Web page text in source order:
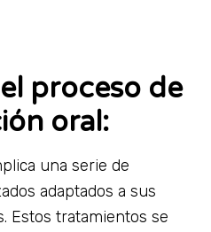
proceso de
oral:
una serie de
adaptados a sus
Estos tratamientos se